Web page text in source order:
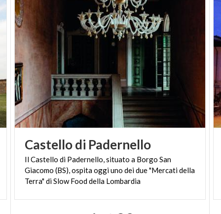
Castellodi Padernello
Il Castello di Padernello, situato a Borgo San
Giacomo (BS), ospita oggi uno dei due "Mercati della
Terra" di Slow Food della Lombardia